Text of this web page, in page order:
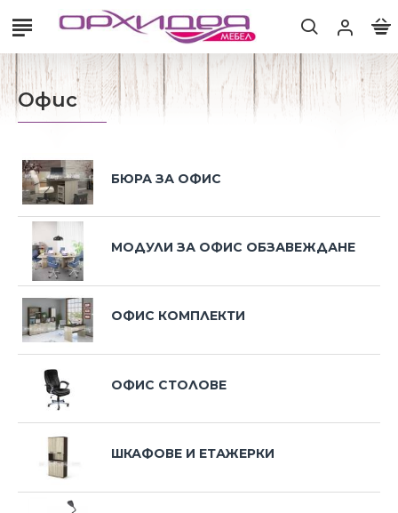
Офис
БЮРА ЗА ОФИС
МОДУЛИ ЗА ОФИС ОБЗАВЕЖДАНЕ
ОФИС КОМПЛЕКТИ
ОФИС СТОЛОВЕ
ШКАФОВЕ И ЕТАЖЕРКИ